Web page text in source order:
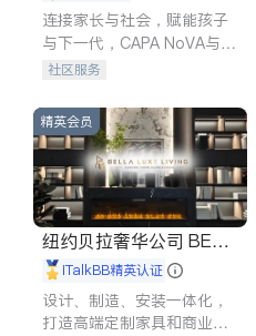
连接家长与社会，赋能孩子
与下一代，CAPA NoVA与您
携手建设包容、公平、充满
社区服务
精英会员
纽约贝拉奢华公司 BELL
A LUXE
iTalkBB精英认证
设计、制造、安装一体化，
打造高端定制家具和商业空